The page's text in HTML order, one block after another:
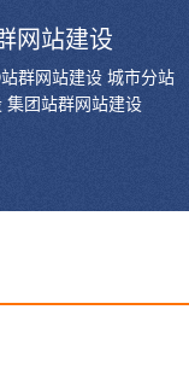
网站建设
站群网站建设 城市分站
集团站群网站建设